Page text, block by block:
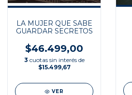
LA MUJER QUE SABE
GUARDAR SECRETOS
$46.499,00
3 cuotas sin interés de
$15.499,67
VER